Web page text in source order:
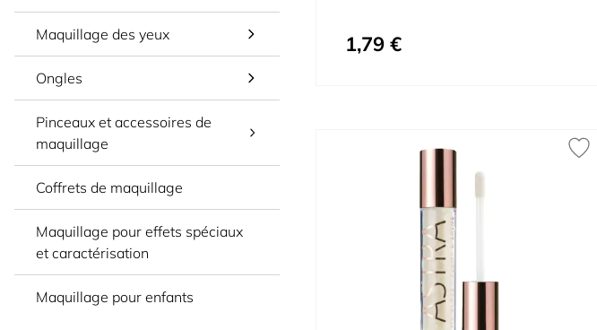
Maquillage des yeux
Ongles
Pinceaux et accessoires de
maquillage
Coffrets de maquillage
Maquillage pour effets spéciaux
et caractérisation
Maquillage pour enfants
1,79 €